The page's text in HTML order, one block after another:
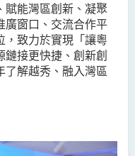
賦能灣區創新、凝聚
廣窗口、交流合作平
，致力於實現「讓粵
接更快捷、創新創
了解越秀、融入灣區